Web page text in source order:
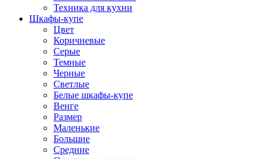
Техника для кухни
Шкафы-купе
Цвет
Коричневые
Серые
Темные
Черные
Светлые
Белые шкафы-купе
Венге
Размер
Маленькие
Большие
Средние